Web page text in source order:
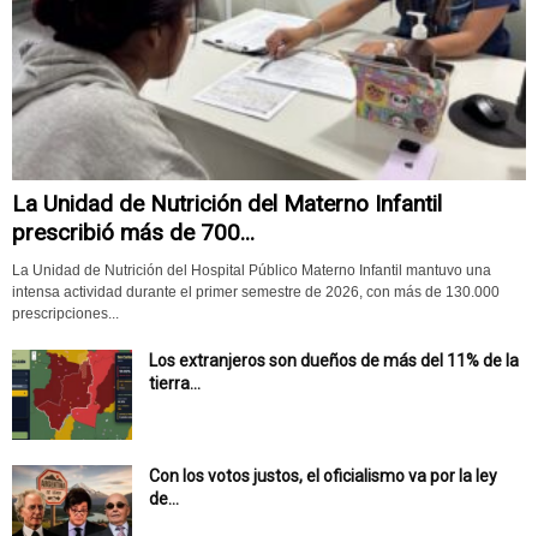
La Unidad de Nutrición del Materno Infantil
prescribió más de 700...
La Unidad de Nutrición del Hospital Público Materno Infantil mantuvo una
intensa actividad durante el primer semestre de 2026, con más de 130.000
prescripciones...
Los extranjeros son dueños de más del 11% de la
tierra...
Con los votos justos, el oficialismo va por la ley
de...